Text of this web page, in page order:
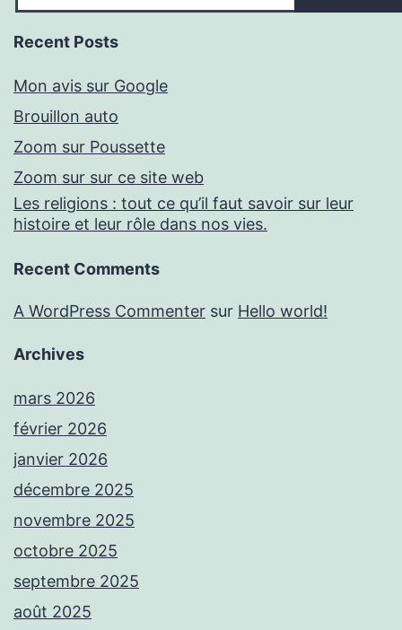
Recent Posts
Mon avis sur Google
Brouillon auto
Zoom sur Poussette
Zoom sur sur ce site web
Les religions : tout ce qu’il faut savoir sur leur
histoire et leur rôle dans nos vies.
Recent Comments
A WordPress Commenter sur Hello world!
Archives
mars 2026
février 2026
janvier 2026
décembre 2025
novembre 2025
octobre 2025
septembre 2025
août 2025